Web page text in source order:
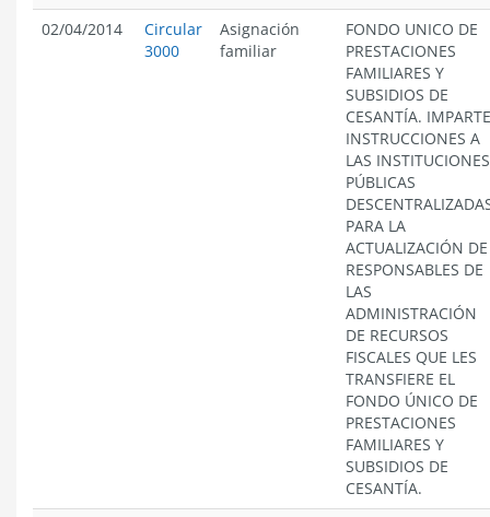
02/04/2014
Circular
3000
Asignación
familiar
FONDO UNICO DE
PRESTACIONES
FAMILIARES Y
SUBSIDIOS DE
CESANTÍA. IMPARTE
INSTRUCCIONES A
LAS INSTITUCIONES
PÚBLICAS
PARA LA
ACTUALIZACIÓN DE
RESPONSABLES DE
LAS
ADMINISTRACIÓN
DE RECURSOS
FISCALES QUE LES
TRANSFIERE EL
FONDO ÚNICO DE
PRESTACIONES
FAMILIARES Y
SUBSIDIOS DE
CESANTÍA.